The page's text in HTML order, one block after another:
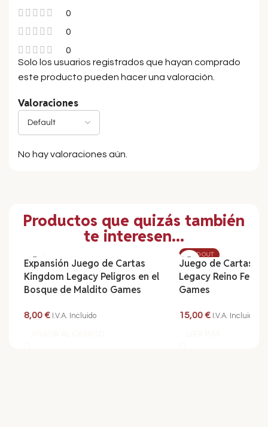
0
0
0
Valoraciones
No hay valoraciones aún.
Solo los usuarios registrados que hayan comprado
este producto pueden hacer una valoración.
Productos que quizás también
te interesen...
Expansión Juego de Cartas
Kingdom Legacy Peligros en el
Bosque de Maldito Games
8,00€ I.V.A. Incluido
SOLD OUT
Juego de Cartas
Legacy Reino
Games
15,00€ I.V.A. Incluido